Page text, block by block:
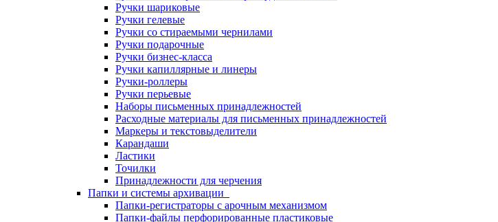
Ручки шариковые
Ручки гелевые
Ручки со стираемыми чернилами
Ручки подарочные
Ручки бизнес-класса
Ручки капиллярные и линеры
Ручки-роллеры
Ручки перьевые
Наборы письменных принадлежностей
Расходные материалы для письменных принадлежностей
Маркеры и текстовыделители
Карандаши
Ластики
Точилки
Принадлежности для черчения
Папки и системы архивации
Папки-регистраторы с арочным механизмом
Папки-файлы перфорированные пластиковые